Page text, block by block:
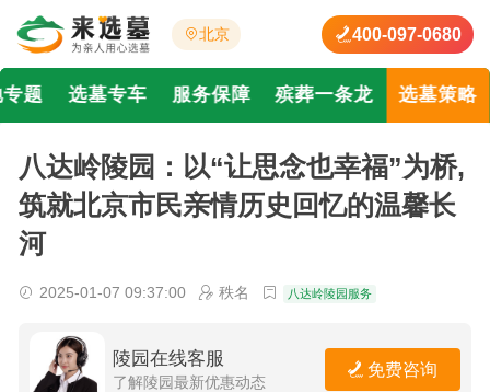
北京 400-097-0680
题 选墓专车 服务保障 殡葬一条龙 选墓策略
八达岭陵园：以“让思念也幸福”为桥,
筑就北京市民亲情历史回忆的温馨长
河
2025-01-07 09:37:00 秩名 八达岭陵园服务
陵园在线客服
了解陵园最新优惠动态
免费咨询